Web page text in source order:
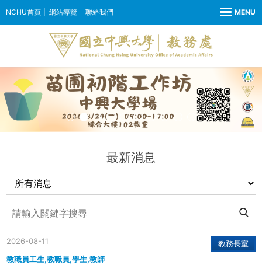
NCHU首頁 網站導覽 聯絡我們
最新消息
教務長室
教職員工生,教職員,學生,教師
2026-08-11